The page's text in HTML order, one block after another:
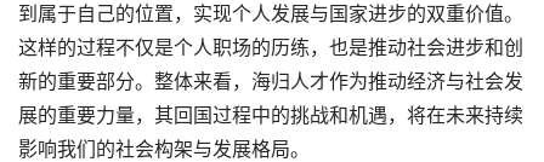
到属于自己的位置，实现个人发展与国家进步的双重价值。
这样的过程不仅是个人职场的历练，也是推动社会进步和创
新的重要部分。整体来看，海归人才作为推动经济与社会发
展的重要力量，其回国过程中的挑战和机遇，将在未来持续
影响我们的社会构架与发展格局。